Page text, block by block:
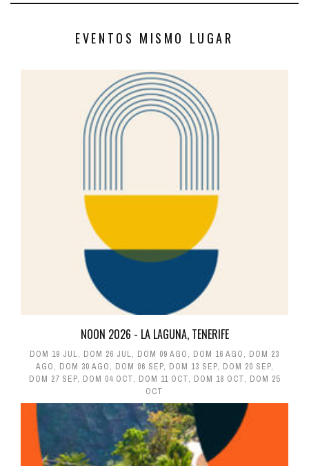
EVENTOS MISMO LUGAR
NOON 2026 - LA LAGUNA, TENERIFE
DOM 19 JUL, DOM 26 JUL, DOM 09 AGO, DOM 16 AGO, DOM 23
AGO, DOM 30 AGO, DOM 06 SEP, DOM 13 SEP, DOM 20 SEP,
DOM 27 SEP, DOM 04 OCT, DOM 11 OCT, DOM 18 OCT, DOM 25
OCT